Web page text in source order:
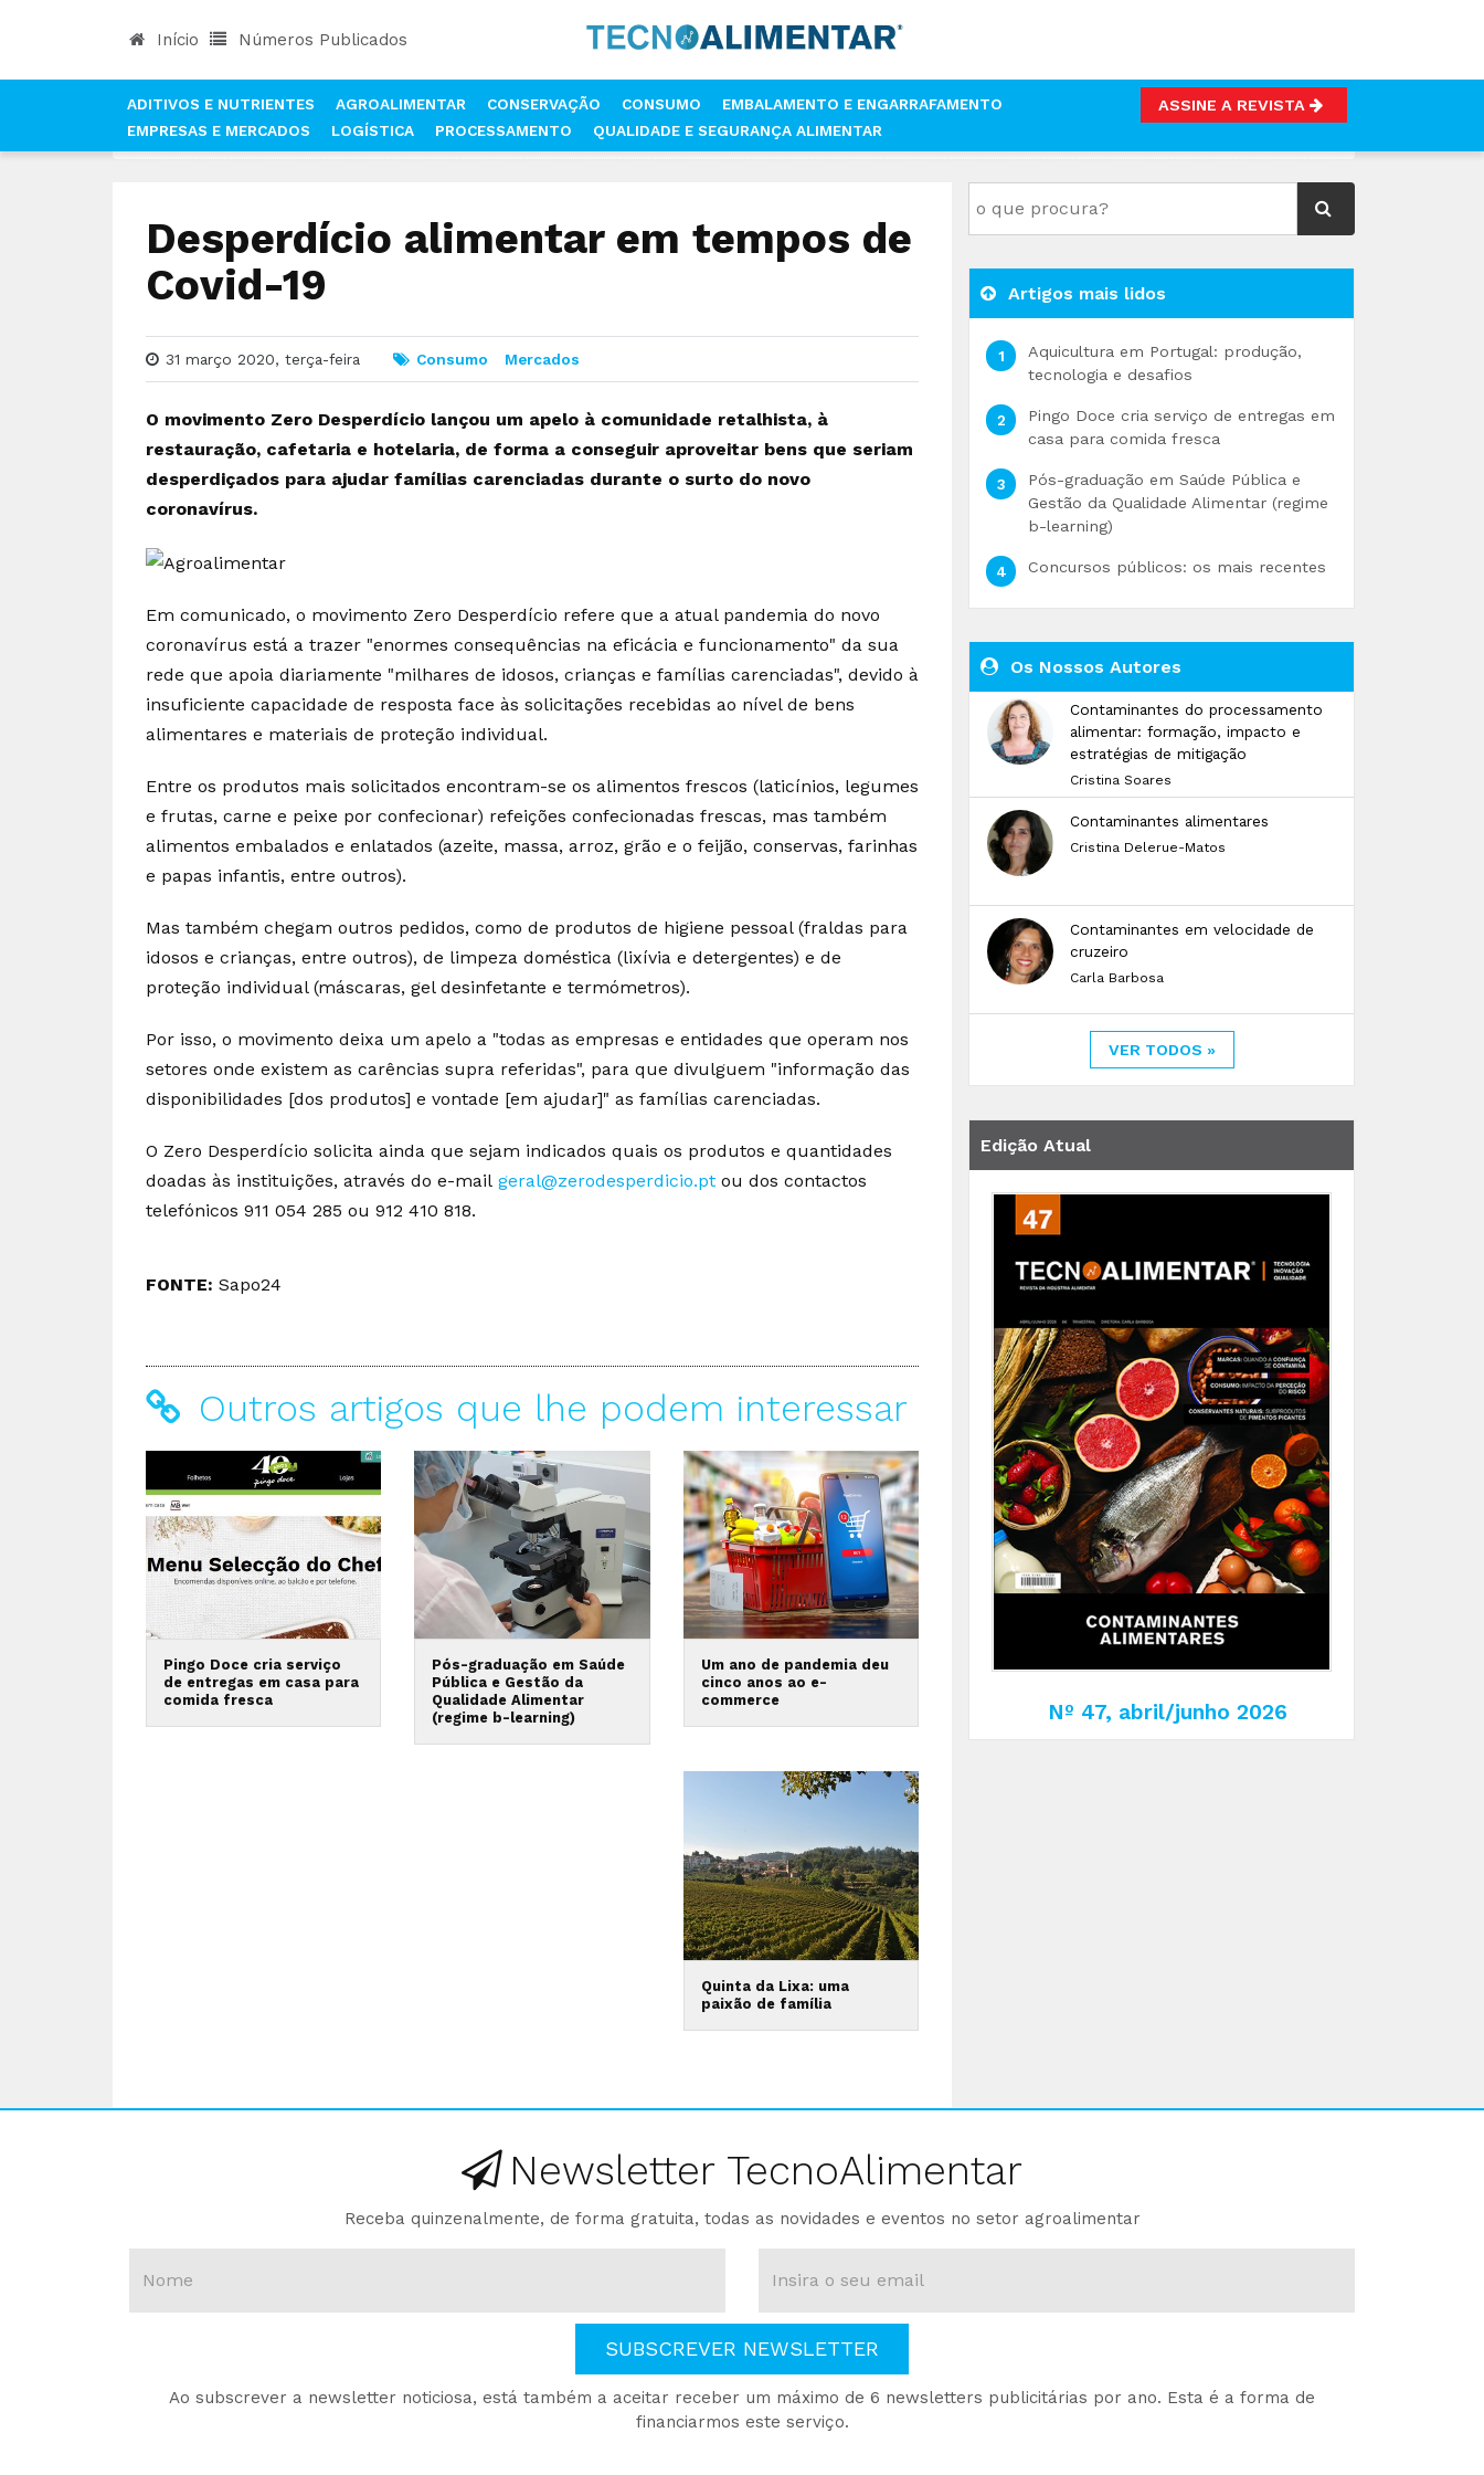
Início Números Publicados
ADITIVOS E NUTRIENTES AGROALIMENTAR CONSERVAÇÃO CONSUMO
EMBALAMENTO E ENGARRAFAMENTO
EMPRESAS E MERCADOS
LOGÍSTICA PROCESSAMENTO QUALIDADE E SEGURANÇA ALIMENTAR
ASSINE A REVISTA
DESPERDÍCIO ALIMENTAR EM TEMPOS DE COVID-19
Desperdício alimentar em tempos de
Covid-19
31 março 2020, terça-feira Consumo Mercados
O movimento Zero Desperdício lançou um apelo à comunidade retalhista, à
restauração, cafetaria e hotelaria, de forma a conseguir aproveitar bens que seriam
desperdiçados para ajudar famílias carenciadas durante o surto do novo
coronavírus.
Em comunicado, o movimento Zero Desperdício refere que a atual pandemia do novo
coronavírus está a trazer "enormes consequências na eficácia e funcionamento" da sua
rede que apoia diariamente "milhares de idosos, crianças e famílias carenciadas", devido à
insuficiente capacidade de resposta face às solicitações recebidas ao nível de bens
alimentares e materiais de proteção individual.
Entre os produtos mais solicitados encontram-se os alimentos frescos (laticínios, legumes
e frutas, carne e peixe por confecionar) refeições confecionadas frescas, mas também
alimentos embalados e enlatados (azeite, massa, arroz, grão e o feijão, conservas, farinhas
e papas infantis, entre outros).
Mas também chegam outros pedidos, como de produtos de higiene pessoal (fraldas para
idosos e crianças, entre outros), de limpeza doméstica (lixívia e detergentes) e de
proteção individual (máscaras, gel desinfetante e termómetros).
Por isso, o movimento deixa um apelo a "todas as empresas e entidades que operam nos
setores onde existem as carências supra referidas", para que divulguem "informação das
disponibilidades [dos produtos] e vontade [em ajudar]" as famílias carenciadas.
O Zero Desperdício solicita ainda que sejam indicados quais os produtos e quantidades
doadas às instituições, através do e-mail geral@zerodesperdicio.pt ou dos contactos
telefónicos 911 054 285 ou 912 410 818.
FONTE: Sapo24
Outros artigos que lhe podem interessar
Pingo Doce cria serviço
de entregas em casa para
comida fresca
Pós-graduação em Saúde
Pública e Gestão da
Qualidade Alimentar
(regime b-learning)
Um ano de pandemia deu
cinco anos ao e-
commerce
Quinta da Lixa: uma
paixão de família
Artigos mais lidos
Aquicultura em Portugal: produção,
tecnologia e desafios
Pingo Doce cria serviço de entregas em
casa para comida fresca
Pós-graduação em Saúde Pública e
Gestão da Qualidade Alimentar (regime
b-learning)
Concursos públicos: os mais recentes
Os Nossos Autores
Contaminantes do processamento
alimentar: formação, impacto e
estratégias de mitigação
Cristina Soares
Contaminantes alimentares
Cristina Delerue-Matos
Contaminantes em velocidade de
cruzeiro
Carla Barbosa
VER TODOS »
Edição Atual
Nº 47, abril/junho 2026
Newsletter TecnoAlimentar
Receba quinzenalmente, de forma gratuita, todas as novidades e eventos no setor agroalimentar
SUBSCREVER NEWSLETTER
Ao subscrever a newsletter noticiosa, está também a aceitar receber um máximo de 6 newsletters publicitárias por ano. Esta é a forma de
financiarmos este serviço.